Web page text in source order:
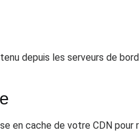
depuis les serveurs de
en cache de votre CDN pour